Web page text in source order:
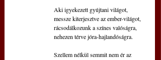
Aki igyekezett gyújtani világot,
messze kiterjesztve az ember-világot,
rácsodálkozunk a színes valóságra,
nehezen térve jóra-hajlandóságra.
Szellem nélkül semmit nem ér az